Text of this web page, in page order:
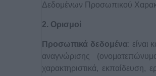
Δεδομένων Προσωπικού
2. Ορισμοί
Προσωπικά δεδομένα: είναι
αναγνώρισης
χαρακτηριστικά, εκπαίδευση,